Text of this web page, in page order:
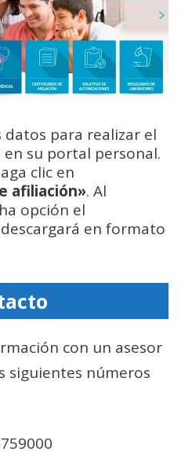
datos para realizar el
en su portal personal.
clic en
afiliación». Al
opción el
en formato
con un asesor
siguientes números